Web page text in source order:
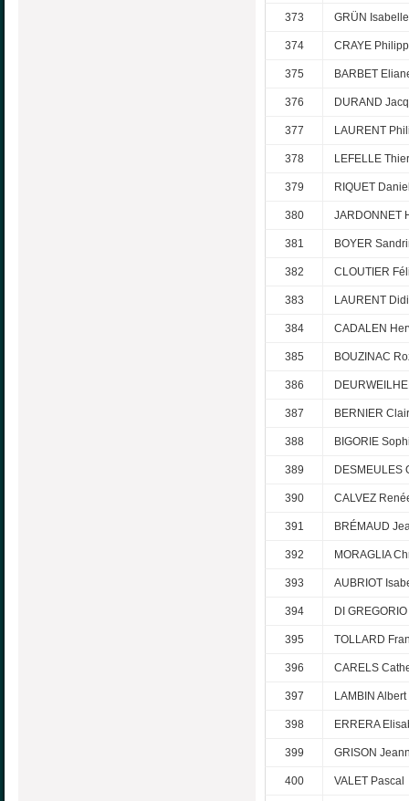
373 GRÜN Isabelle
374 CRAYE
375 BARBET
376 DURAND
377 LAURENT
378 LEFELLE
379 RIQUET
380 JARDONNET
381 BOYER
382 CLOUTIER
383 LAURENT
384 CADALEN
385 BOUZINAC
386
387 BERNIER
388 BIGORIE
389 DESMEULES
390 CALVEZ
391 BRÉMAUD
392 MORAGLIA
393 AUBRIOT
394 DI
395 TOLLARD
396 CARELS
397 LAMBIN Albert
398 ERRERA
399 GRISON
400 VALET Pascal